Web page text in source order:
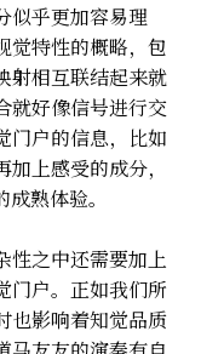
似乎更加容易理
觉特性的概略，包
射相互联结起来就
就好像信号进行交
门户的信息，比如
上感受的成分，
熟体验。
性之中还需要加上
门户。正如我们所
也影响着知觉品质